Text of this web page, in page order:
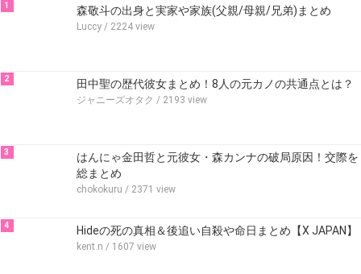
1 森敬斗の出身と実家や家族(父親/母親/兄弟)まとめ
Luccy / 2224 view
2 田中聖の歴代彼女まとめ！8人の元カノの共通点とは？
ジャニーズオタク / 2193 view
3
はんにゃ金田哲と元彼女・森カンナの破局原因！交際を
総まとめ
chokokuru / 2371 view
4 Hideの死の真相＆後追い自殺や命日まとめ【X JAPAN】
kent.n / 1607 view